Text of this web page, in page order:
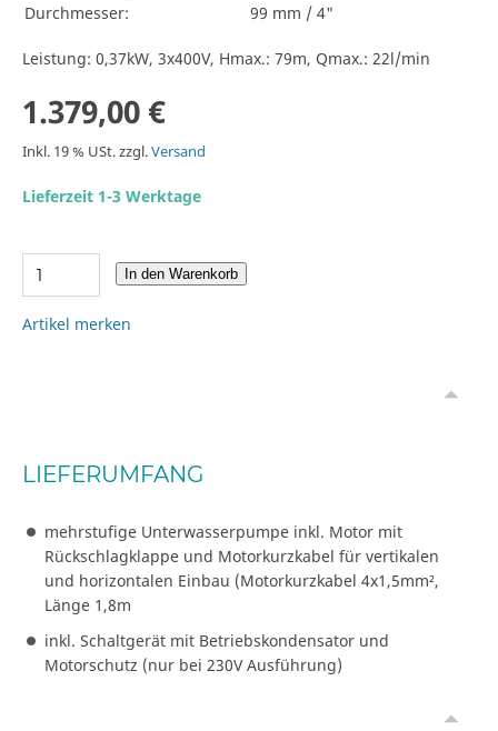
Durchmesser:
99 mm / 4"
Leistung: 0,37kW, 3x400V, Hmax.: 79m, Qmax.: 22l/min
1.379,00 €
Inkl. 19 % USt. zzgl.Versand
Lieferzeit 1-3 Werktage
In den Warenkorb
Artikel merken
LIEFERUMFANG
mehrstufige Unterwasserpumpe inkl. Motor mit
Rückschlagklappe und Motorkurzkabel für vertikalen
und horizontalen Einbau (Motorkurzkabel 4x1,5mm²,
Länge 1,8m
inkl. Schaltgerät mit Betriebskondensator und
Motorschutz (nur bei 230V Ausführung)